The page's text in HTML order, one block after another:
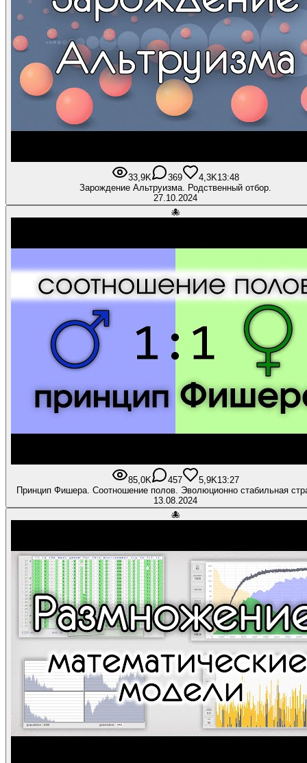
33,9K 369 4,3K13:48
Зарождение Альтруизма. Родственный отбор.
27.10.2024
🐙
85,0K 457 5,9K13:27
Принцип Фишера. Соотношение полов. Эволюционно стабильная
13.08.2024
🐙